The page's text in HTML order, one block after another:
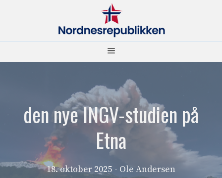
Meny
den nye INGV-studien på
Etna
18. oktober 2025 - Ole Andersen